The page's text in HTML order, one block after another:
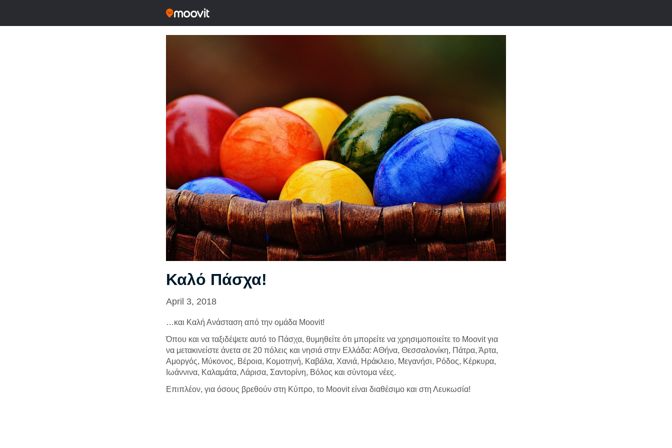
Καλό Πάσχα!
April 3, 2018
…και Καλή Ανάσταση από την ομάδα Moovit!
Όπου και να ταξιδέψετε αυτό το Πάσχα, θυμηθείτε ότι μπορείτε να χρησιμοποιείτε το Moovit για
να μετακινείστε άνετα σε 20 πόλεις και νησιά στην Ελλάδα: ΑΘήνα, Θεσσαλονίκη, Πάτρα, Άρτα,
Αμοργός, Μύκονος, Βέροια, Κομοτηνή, Καβάλα, Χανιά, Ηράκλειο, Μεγανήσι, Ρόδος, Κέρκυρα,
Ιωάννινα, Καλαμάτα, Λάρισα, Σαντορίνη, Βόλος και σύντομα νέες.
Επιπλέον, για όσους βρεθούν στη Κύπρο, το Moovit είναι διαθέσιμο και στη Λευκωσία!